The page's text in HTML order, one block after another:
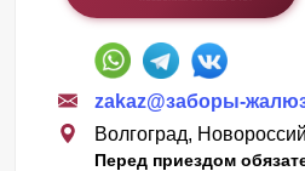
zakaz@заборы-
Волгоград,
Перед приездом